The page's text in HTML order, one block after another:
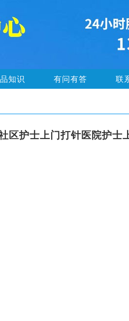
知识 有问有答 联
区护士上门打针医院护士